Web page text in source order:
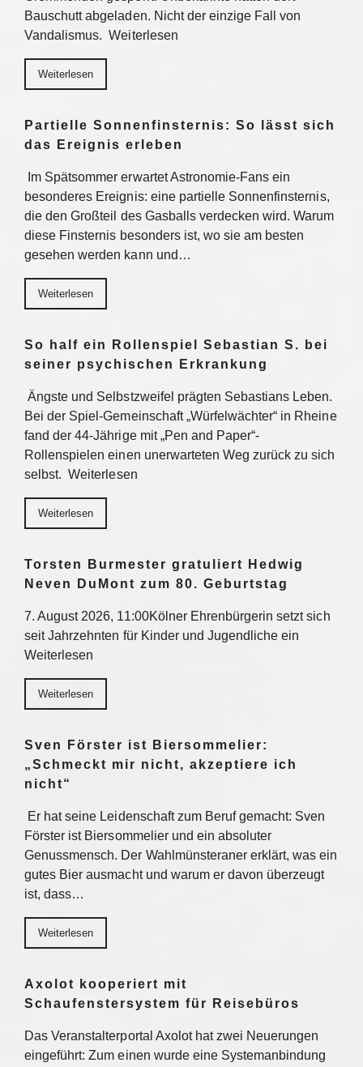
Bauschutt abgeladen. Nicht der einzige Fall von
Vandalismus. Weiterlesen
Weiterlesen
Partielle Sonnenfinsternis: So lässt sich
das Ereignis erleben
Im Spätsommer erwartet Astronomie-Fans ein
besonderes Ereignis: eine partielle Sonnenfinsternis,
die den Großteil des Gasballs verdecken wird. Warum
diese Finsternis besonders ist, wo sie am besten
gesehen werden kann und…
Weiterlesen
So half ein Rollenspiel Sebastian S. bei
seiner psychischen Erkrankung
Ängste und Selbstzweifel prägten Sebastians Leben.
Bei der Spiel-Gemeinschaft „Würfelwächter“ in Rheine
fand der 44-Jährige mit „Pen and Paper“-
Rollenspielen einen unerwarteten Weg zurück zu sich
selbst. Weiterlesen
Weiterlesen
Torsten Burmester gratuliert Hedwig
Neven DuMont zum 80. Geburtstag
7. August 2026, 11:00Kölner Ehrenbürgerin setzt sich
seit Jahrzehnten für Kinder und Jugendliche ein
Weiterlesen
Weiterlesen
Sven Förster ist Biersommelier:
„Schmeckt mir nicht, akzeptiere ich
nicht“
Er hat seine Leidenschaft zum Beruf gemacht: Sven
Förster ist Biersommelier und ein absoluter
Genussmensch. Der Wahlmünsteraner erklärt, was ein
gutes Bier ausmacht und warum er davon überzeugt
ist, dass…
Weiterlesen
Axolot kooperiert mit
Schaufenstersystem für Reisebüros
Das Veranstalterportal Axolot hat zwei Neuerungen
eingeführt: Zum einen wurde eine Systemanbindung